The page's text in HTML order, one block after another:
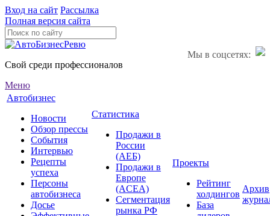
Вход на сайт Рассылка
Полная версия сайта
Мы в соцсетях:
Свой среди профессионалов
Меню
Автобизнес
Новости
Обзор прессы
События
Интервью
Рецепты
успеха
Персоны
автобизнеса
Досье
Статистика
Продажи в
России
(АЕБ)
Продажи в
Европе
(ACEA)
Сегментация
рынка РФ
Проекты
Рейтинг
холдингов
База
Архив